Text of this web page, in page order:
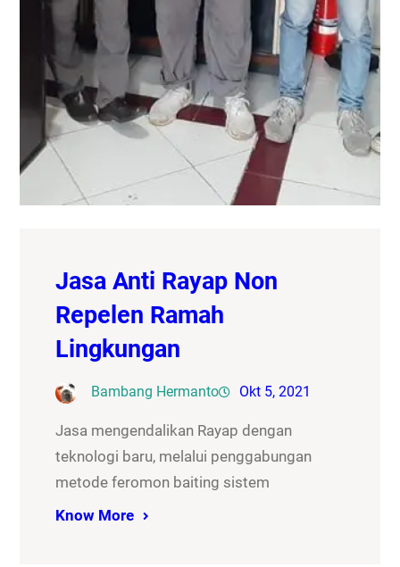
Jasa Anti Rayap Non
Repelen Ramah
Lingkungan
Bambang Hermanto Okt 5, 2021
Jasa mengendalikan Rayap dengan
teknologi baru, melalui penggabungan
metode feromon baiting sistem
Know More